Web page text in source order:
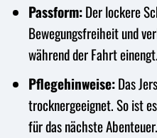
Passform:Der lockere
Bewegungsfreiheit und
während der Fahrt einengt.
Pflegehinweise:Das
trocknergeeignet. So ist
für das nächste Abenteuer.